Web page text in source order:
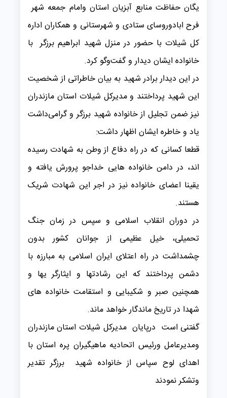
یگان حفاظت منابع آبزیان استان وامام جمعه شهر
فرح ابادوروسای ستادی و شهرستانی و همکاران اداره
کل شیلات با حضور در منزل شهید ابراهیم برزگر با
خانواده ایشان دیدار و گفت‌وگو کرد.
در این دیدار برادر شهید به بیان خاطراتی از شخصیت
این شهید پرداختند و مدیرکل شیلات استان مازندران
نیز ضمن تجلیل از خانواده شهید برزگر و گرامی‌داشت
یاد و خاطره ایشان اظهار داشت:
قطعا کسانی که در راه دفاع از وطن به شهادت رسیده
اند، در دامن خانواده هایی خداجو پرورش یافته و
یقینا اعضای خانواده نیز در اجر این شهادت شریک
هستند.
در دوران انقلاب اسلامی و سپس در زمان جنگ
تحمیلی، خیل عظیمی از جوانان کشور بدون
چشمداشت در راه اعتلای ایران اسلامی به مبارزه با
دشمن پرداختند که این رشادتها و ایثارگر یها و
همچنین صبر و شکیبایی و استقامت خانواده های
شهدا در تاریخ ماندگار خواهد ماند.
گفتنی است درپایان مدیرکل شیلات استان مازندران
ومدیرعامل ورئیس اتحادیه ماهیگیران پره استان با
اهدای لوح سپاس از خانواده شهید برزگر تقدیر
وتشکر نمودند